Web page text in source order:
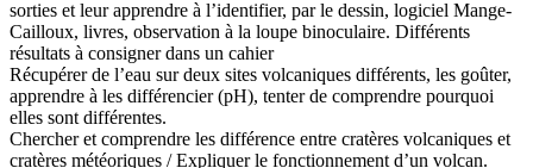
sorties et leur apprendre à l’identifier, par le dessin, logiciel Mange-
Cailloux, livres, observation à la loupe binoculaire. Différents
résultats à consigner dans un cahier
Récupérer de l’eau sur deux sites volcaniques différents, les goûter,
apprendre à les différencier (pH), tenter de comprendre pourquoi
elles sont différentes.
Chercher et comprendre les différence entre cratères volcaniques et
cratères météoriques / Expliquer le fonctionnement d’un volcan.